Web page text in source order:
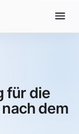
für die
dem